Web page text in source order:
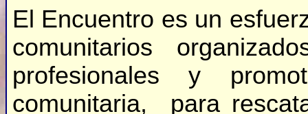
El Encuentro es un
comunitarios
profesionales y
comunitaria, para